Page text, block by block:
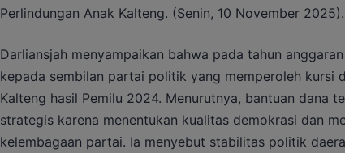
Perlindungan Anak Kalteng. (Senin, 10 November 2025).
Darliansjah menyampaikan bahwa pada tahun
kepada sembilan partai politik yang memperoleh kursi
Kalteng hasil Pemilu 2024. Menurutnya, bantuan dana
strategis karena menentukan kualitas demokrasi dan
kelembagaan partai. Ia menyebut stabilitas politik